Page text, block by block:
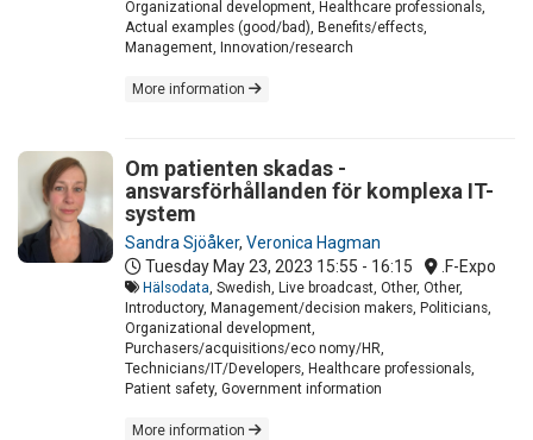
Organizational development, Healthcare professionals,
Actual examples (good/bad), Benefits/effects,
Management, Innovation/research
More information
Om patienten skadas -
ansvarsförhållanden för komplexa IT-
system
Sandra Sjöåker, Veronica Hagman
Tuesday May 23, 2023 15:55 - 16:15 .F-Expo
Hälsodata , Swedish, Live broadcast, Other, Other,
Introductory, Management/decision makers, Politicians,
Organizational development,
Purchasers/acquisitions/eco nomy/HR,
Technicians/IT/Developers, Healthcare professionals,
Patient safety, Government information
More information